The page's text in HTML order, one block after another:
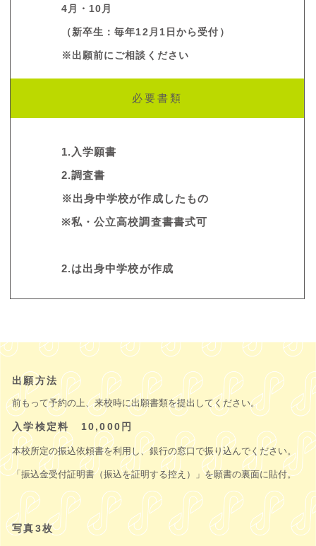
4月・10月
（新卒生：毎年12月1日から受付）
※出願前にご相談ください
必要書類
1.入学願書
2.調査書
※出身中学校が作成したもの
※私・公立高校調査書書式可
2.は出身中学校が作成
出願方法
前もって予約の上、来校時に出願書類を提出してください。
入学検定料 10,000円
本校所定の振込依頼書を利用し、銀行の窓口で振り込んでください。
「振込金受付証明書（振込を証明する控え）」を願書の裏面に貼付。
写真3枚